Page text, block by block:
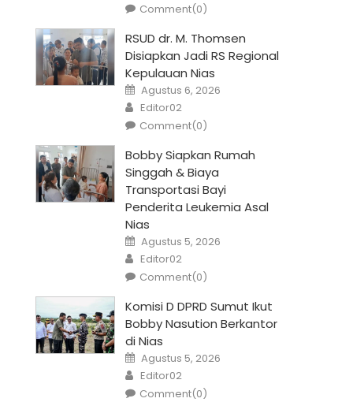
Comment(0)
RSUD dr. M. Thomsen
Disiapkan Jadi RS Regional
Kepulauan Nias
Posted
on
Agustus 6, 2026
Author
Editor02
Comment(0)
Bobby Siapkan Rumah
Singgah & Biaya
Transportasi Bayi
Penderita Leukemia Asal
Nias
Posted
on
Agustus 5, 2026
Author
Editor02
Comment(0)
Komisi D DPRD Sumut Ikut
Bobby Nasution Berkantor
di Nias
Posted
on
Agustus 5, 2026
Author
Editor02
Comment(0)